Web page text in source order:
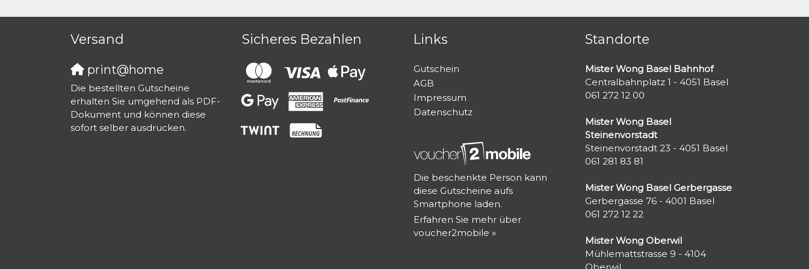
Versand
print@home
Die bestellten Gutscheine
erhalten Sie umgehend als PDF-
Dokument und können diese
sofort selber ausdrucken.
Sicheres Bezahlen Links
Gutschein
AGB
Impressum
Datenschutz
Die beschenkte Person kann
diese Gutscheine aufs
Smartphone laden.
Erfahren Sie mehr über
voucher2mobile »
Standorte
Mister Wong Basel Bahnhof
Centralbahnplatz 1 - 4051 Basel
061 272 12 00
Mister Wong Basel
Steinenvorstadt
Steinenvorstadt 23 - 4051 Basel
061 281 83 81
Mister Wong Basel Gerbergasse
Gerbergasse 76 - 4001 Basel
061 272 12 22
Mister Wong Oberwil
Mühlemattstrasse 9 - 4104